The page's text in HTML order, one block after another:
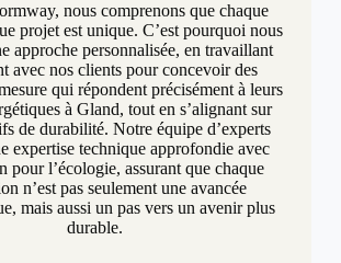
nous comprenons que chaque
projet est unique. C’est pourquoi nous
approche personnalisée, en travaillant
avec nos clients pour concevoir des
qui répondent précisément à leurs
à Gland, tout en s’alignant sur
de durabilité. Notre équipe d’experts
expertise technique approfondie avec
pour l’écologie, assurant que chaque
n’est pas seulement une avancée
mais aussi un pas vers un avenir plus
durable.